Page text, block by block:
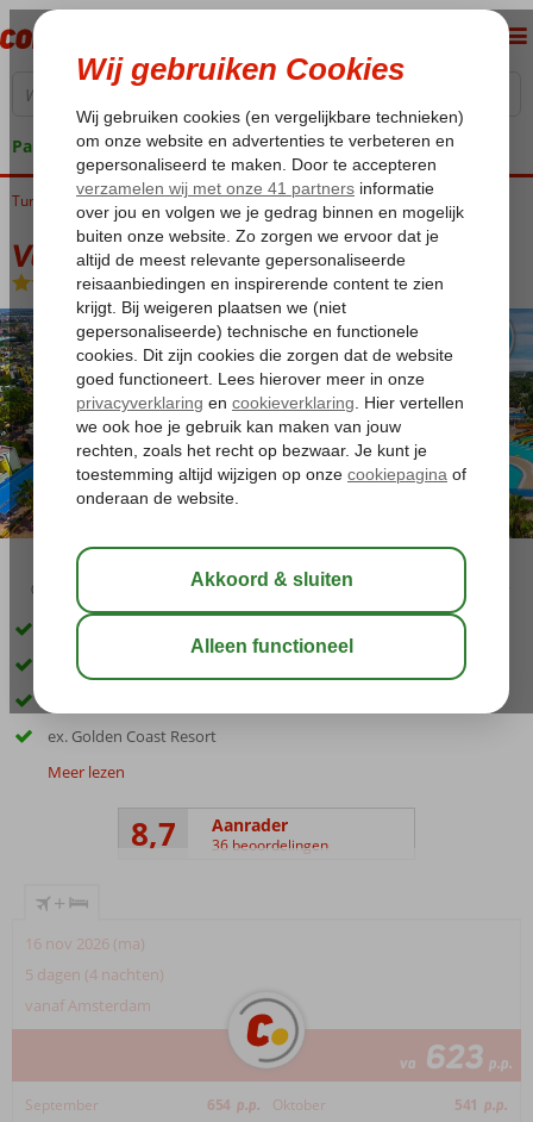
Pakketgarantie
Home
Turkije Turkse Riviera Side Colakli Vonresort Golden Coast
Vonresort Golden Coast
Ultra All Inclusive-Hotel
03:45 aug 33°C
Ideaal familiehotel
Aquapark en lunapark
ex. Golden Coast Resort
Meer lezen
8,7 Aanrader
36 beoordelingen
+
16 nov 2026 (ma)
5 dagen (4 nachten)
vanaf Amsterdam
va 623 p.p.
September 654 p.p. Oktober 541 p.p.